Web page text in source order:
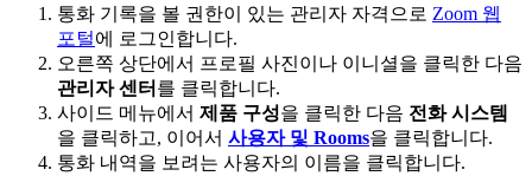
통화 기록을 볼 권한이 있는 관리자 자격으로 Zoom 웹
포털에 로그인합니다.
오른쪽 상단에서 프로필 사진이나 이니셜을 클릭한 다음
관리자 센터 를 클릭합니다.
사이드 메뉴에서 제품 구성을 클릭한 다음 전화 시스템
을 클릭하고, 이어서 사용자 및 Rooms을 클릭합니다.
통화 내역을 보려는 사용자의 이름을 클릭합니다.